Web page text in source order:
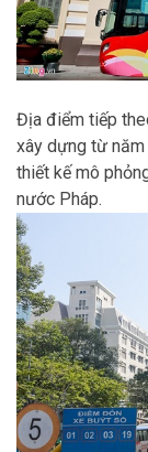
Địa điểm tiếp
xây dựng từ
thiết kế mô
nước Pháp.